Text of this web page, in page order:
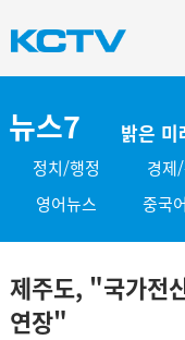
뉴스7 밝은 미
정치/행정 경제
영어뉴스
중국
제주도, "국가전
연장"